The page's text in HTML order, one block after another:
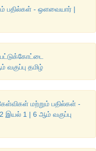
என்பதையும் உணர
கொடுக்கும்.
பாடல் அடிகள்
பதில்கள் - ஒளவையார் |
தமிழ்
மற்றும் பதில்கள் -
இயல் 1 | 6 ஆம் வகுப்பு